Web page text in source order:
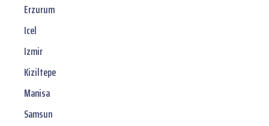
Erzurum
Icel
Izmir
Kiziltepe
Manisa
Samsun